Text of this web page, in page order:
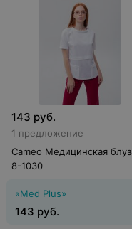
143 руб.
1 предложение
Cameo Медицинская
8-1030
«Med Plus»
143 руб.